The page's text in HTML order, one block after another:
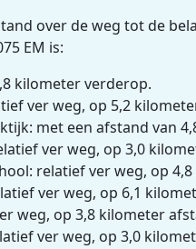
over de weg tot de
EM is:
kilometer verderop.
ver weg, op 5,2
met een afstand van
ver weg, op 3,0
relatief ver weg, op
ver weg, op 6,1
weg, op 3,8 kilometer
ver weg, op 3,0